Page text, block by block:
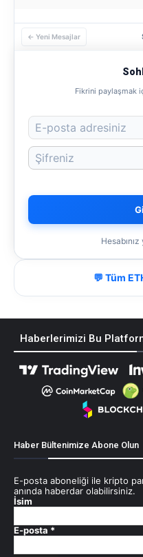
← Yeni Mesajlar
Fikrini paylaşmak
💬 Tüm
Haberlerimizi Bu
Haber Bültenimize Abone Olun
E-posta aboneliği ile kripto
anında haberdar olabilirsiniz.
İsim
E-posta *